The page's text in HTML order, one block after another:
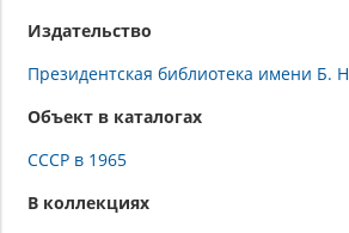
Издательство
Президентская библиотека имени Б.
Объект в каталогах
СССР в 1965
В коллекциях